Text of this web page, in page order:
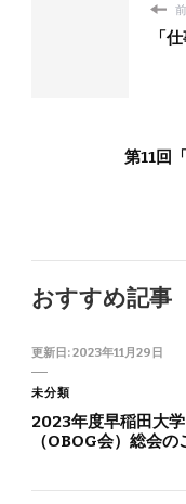
「
第11回
おすすめ記事
更新日:2023年11月29日
未分類
2023年度早稲田大
（OBOG会）総会の